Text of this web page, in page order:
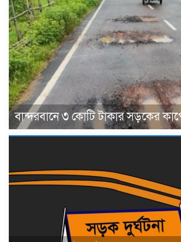
বান্দরবানে ৩ কোটি টাকার সড়কের